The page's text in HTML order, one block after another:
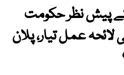
پیش نظر حکومت
عمل تیار، پلان